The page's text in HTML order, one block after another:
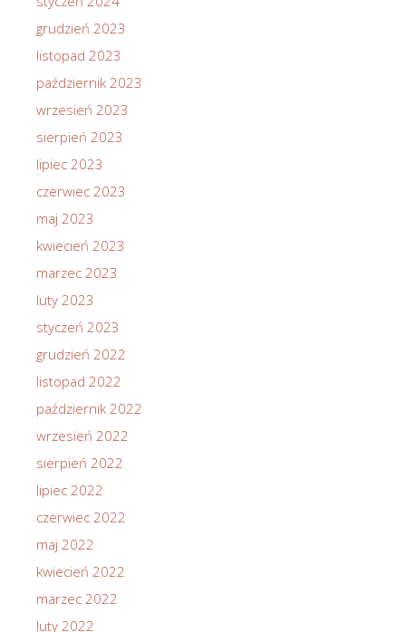
grudzień 2023
listopad 2023
październik 2023
wrzesień 2023
sierpień 2023
lipiec 2023
czerwiec 2023
maj 2023
kwiecień 2023
marzec 2023
luty 2023
styczeń 2023
grudzień 2022
listopad 2022
październik 2022
wrzesień 2022
sierpień 2022
lipiec 2022
czerwiec 2022
maj 2022
kwiecień 2022
marzec 2022
luty 2022